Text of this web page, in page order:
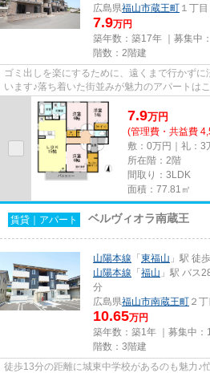
広島県福山市蔵王町 １丁目
7.9万円
築年数：築17年 ｜募集中：
階数：2階建
ゴミ出しを楽にするために、遠くまで行かず
います♪落ち着いた街並みが魅力のアパートは
物件です♪福山市エリアならす...
7.9万円
(管理費・共益費
敷：0万円｜礼：3
所在階：2階
間取り：3LDK
面積：77.81㎡
賃貸｜アパート ベルヴィオラ南蔵王
山陽本線 「 東福山 」駅 徒
山陽本線 「 福山 」駅 バス
分
広島県福山市南蔵王町 ２丁
10.65万円
築年数：築1年 ｜募集中：
階数：3階建
徒歩13分の距離に城東中学校があるのも魅力♪